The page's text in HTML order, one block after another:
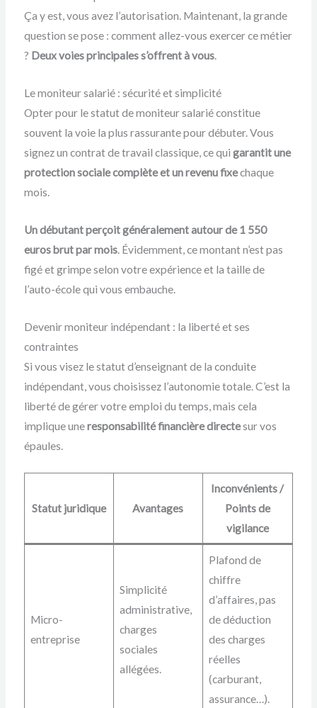
Ça y est, vous avez l’autorisation. Maintenant, la grande
question se pose : comment allez-vous exercer ce métier
? Deux voies principales s’offrent à vous.
Le moniteur salarié : sécurité et simplicité
Opter pour le statut de moniteur salarié constitue
souvent la voie la plus rassurante pour débuter. Vous
signez un contrat de travail classique, ce qui garantit une
protection sociale complète et un revenu fixechaque
mois.
Un débutant perçoit généralement autour de 1 550
euros brut par mois. Évidemment, ce montant n’est pas
figé et grimpe selon votre expérience et la taille de
l’auto-école qui vous embauche.
Devenir moniteur indépendant : la liberté et ses
contraintes
Si vous visez le statut d’enseignant de la conduite
indépendant, vous choisissez l’autonomie totale. C’est la
liberté de gérer votre emploi du temps, mais cela
implique uneresponsabilité financière directesur vos
épaules.
Statut juridique Avantages
Inconvénients /
Points de
vigilance
Micro-
entreprise
Simplicité
administrative,
charges
sociales
allégées.
Plafond de
chiffre
d’affaires, pas
de déduction
des charges
réelles
(carburant,
assurance…).